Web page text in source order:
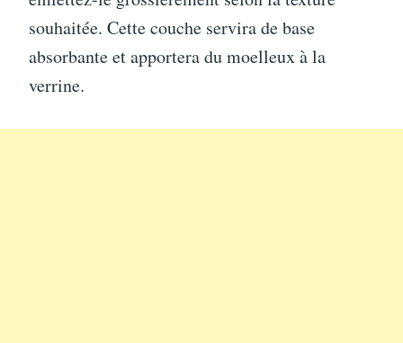
souhaitée. Cette couche servira de base
absorbante et apportera du moelleux à la
verrine.